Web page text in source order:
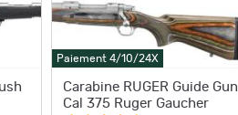
Paiement 4/10/24X
Carabine RUGER Guide Gun
Cal 375 Ruger Gaucher